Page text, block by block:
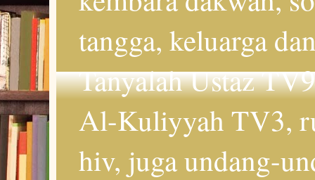
tangga, keluarga
Tanyalah Ustaz
Al-Kuliyyah TV3,
hiv, juga undang-